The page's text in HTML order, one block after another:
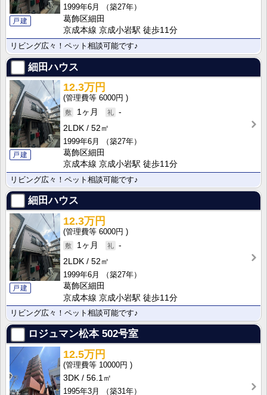
戸建
1999年6月
（築27年）
葛飾区細田
京成本線 京成小岩駅 徒歩11分
リビング広々！ペット相談可能です♪
細田ハウス
戸建
12.3万円
6000円
1ヶ月
-
2LDK
52㎡
1999年6月
（築27年）
葛飾区細田
京成本線 京成小岩駅 徒歩11分
リビング広々！ペット相談可能です♪
細田ハウス
戸建
12.3万円
6000円
1ヶ月
-
2LDK
52㎡
1999年6月
（築27年）
葛飾区細田
京成本線 京成小岩駅 徒歩11分
リビング広々！ペット相談可能です♪
ロジュマン松本502号室
12.5万円
10000円
3DK
56.1㎡
1995年3月
（築31年）